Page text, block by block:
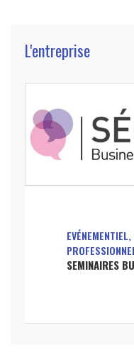
L'entreprise
SEMINAIRES